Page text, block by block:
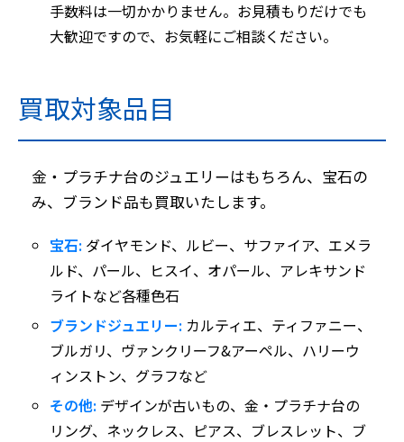
手数料は一切かかりません。お見積もりだけでも
大歓迎ですので、お気軽にご相談ください。
買取対象品目
金・プラチナ台のジュエリーはもちろん、宝石の
み、ブランド品も買取いたします。
宝石: ダイヤモンド、ルビー、サファイア、エメラ
ルド、パール、ヒスイ、オパール、アレキサンド
ライトなど各種色石
ブランドジュエリー: カルティエ、ティファニー、
ブルガリ、ヴァンクリーフ&アーペル、ハリーウ
ィンストン、グラフなど
その他: デザインが古いもの、金・プラチナ台の
リング、ネックレス、ピアス、ブレスレット、ブ